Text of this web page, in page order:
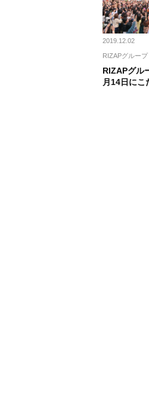
2019.12.02
RIZAPグループ
RIZAPグル
月14日にこ